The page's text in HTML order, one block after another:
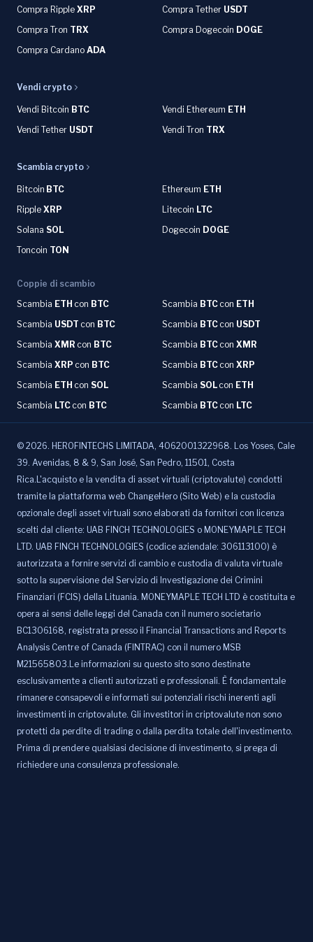
Compra Ripple XRP Compra Tether USDT
Compra Tron TRX Compra Dogecoin DOGE
Compra Cardano ADA
Vendi crypto
Vendi Bitcoin BTC Vendi Ethereum ETH
Vendi Tether USDT Vendi Tron TRX
Scambia crypto
Bitcoin BTC Ethereum ETH
Ripple XRP Litecoin LTC
Solana SOL Dogecoin DOGE
Toncoin TON
Coppie di scambio
Scambia ETH con BTC Scambia BTC con ETH
Scambia USDT con BTC Scambia BTC con USDT
Scambia XMR con BTC Scambia BTC con XMR
Scambia XRP con BTC Scambia BTC con XRP
Scambia ETH con SOL Scambia SOL con ETH
Scambia LTC con BTC Scambia BTC con LTC
© 2026. HEROFINTECHS LIMITADA, 4062001322968. Los Yoses, Cale
39. Avenidas, 8 & 9, San José, San Pedro, 11501, Costa
Rica.L'acquisto e la vendita di asset virtuali (criptovalute) condotti
tramite la piattaforma web ChangeHero (Sito Web) e la custodia
opzionale degli asset virtuali sono elaborati da fornitori con licenza
scelti dal cliente: UAB FINCH TECHNOLOGIES o MONEYMAPLE TECH
LTD. UAB FINCH TECHNOLOGIES (codice aziendale: 306113100) è
autorizzata a fornire servizi di cambio e custodia di valuta virtuale
sotto la supervisione del Servizio di Investigazione dei Crimini
Finanziari (FCIS) della Lituania. MONEYMAPLE TECH LTD è costituita e
opera ai sensi delle leggi del Canada con il numero societario
BC1306168, registrata presso il Financial Transactions and Reports
Analysis Centre of Canada (FINTRAC) con il numero MSB
M21565803.Le informazioni su questo sito sono destinate
esclusivamente a clienti autorizzati e professionali. È fondamentale
rimanere consapevoli e informati sui potenziali rischi inerenti agli
investimenti in criptovalute. Gli investitori in criptovalute non sono
protetti da perdite di trading o dalla perdita totale dell'investimento.
Prima di prendere qualsiasi decisione di investimento, si prega di
richiedere una consulenza professionale.